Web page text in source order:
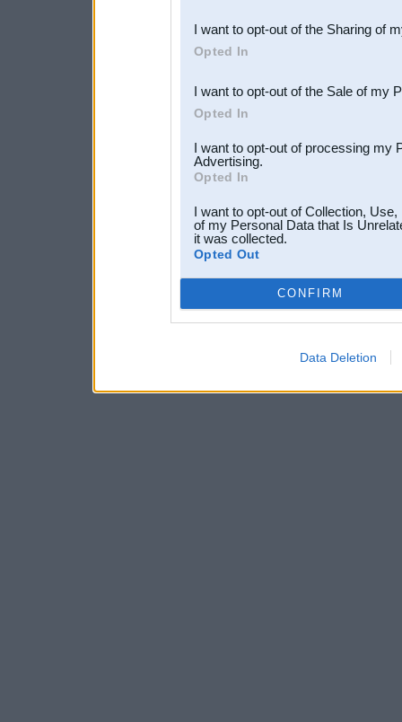
Downstream Participants
third parties.
I want to opt-out of the Sharing of
Opted In
I want to opt-out of the Sale of my
Opted In
I want to opt-out of processing my
Advertising.
Opted In
I want to opt-out of Collection,
of my Personal Data that Is
it was collected.
Opted Out
CONFIRM
Data Deletion